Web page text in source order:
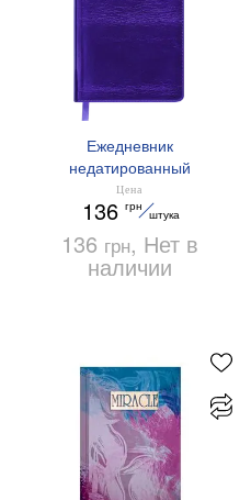
Ежедневник
недатированный
METALLIC A6 BM.2613
Buromax
Цена
136 грн
штука
136 грн, Нет в
наличии